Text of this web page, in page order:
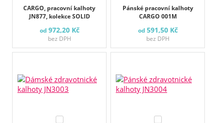
CARGO, pracovní kalhoty
JN877, kolekce SOLID
od 972,20 Kč
bez DPH
Pánské pracovní kalhoty
CARGO 001M
od 591,50 Kč
bez DPH